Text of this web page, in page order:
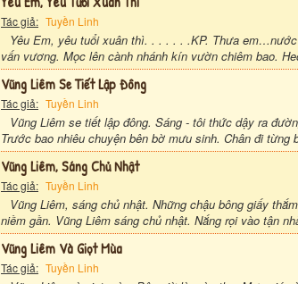
Tác giả: Tuyền Linh
Yêu Em, yêu tuổi xuân thì. . . . . . .KP. Thưa
vấn vương. Mọc lên cành nhánh kín vườn chiêm bao.
Vũng Liêm Se Tiết Lập Đông
Tác giả: Tuyền Linh
Vũng Liêm se tiết lập đông. Sáng - tôi thức dậy ra
Trước bao nhiêu chuyện bên bờ mưu sinh. Chân đi từng
Vũng Liêm, Sáng Chủ Nhật
Tác giả: Tuyền Linh
Vũng Liêm, sáng chủ nhật. Những chậu bông giấy
niềm gần. Vũng Liêm sáng chủ nhật. Nắng rọi vào tận
Vũng Liêm Và Giọt Mùa
Tác giả: Tuyền Linh